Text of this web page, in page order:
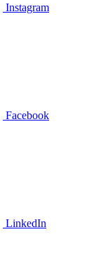
Instagram
Facebook
LinkedIn